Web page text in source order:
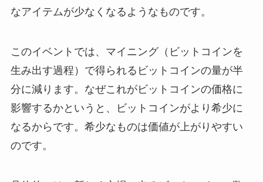
なアイテムが少なくなるようなものです。
このイベントでは、マイニング（ビットコインを
生み出す過程）で得られるビットコインの量が半
分に減ります。なぜこれがビットコインの価格に
影響するかというと、ビットコインがより希少に
なるからです。希少なものは価値が上がりやすい
のです。